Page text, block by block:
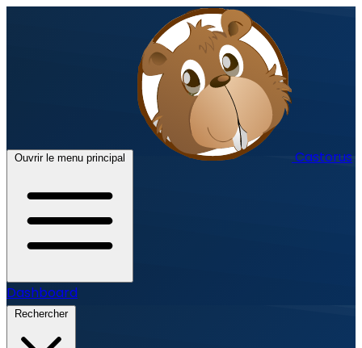
Ouvrir le menu principal Castorus
Dashboard
Rechercher